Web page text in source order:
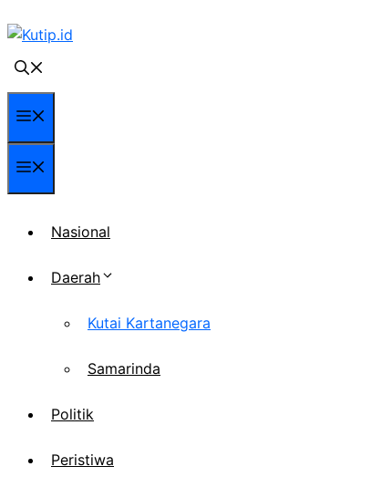
ke
isi
Nasional
Daerah
Kutai Kartanegara
Samarinda
Politik
Peristiwa